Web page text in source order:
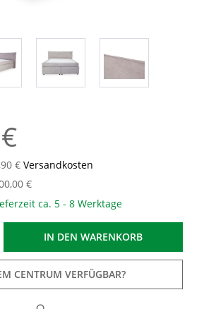
€ Versandkosten
ca. 5 - 8 Werktage
€
IN DEN WARENKORB
CENTRUM VERFÜGBAR?